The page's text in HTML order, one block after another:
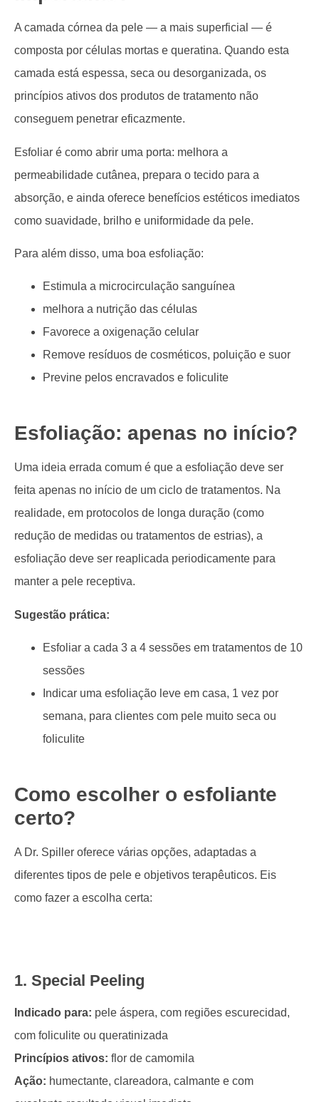
A camada córnea da pele — a mais superficial — é
composta por células mortas e queratina. Quando esta
camada está espessa, seca ou desorganizada, os
princípios ativos dos produtos de tratamento não
conseguem penetrar eficazmente.
Esfoliar é como abrir uma porta: melhora a
permeabilidade cutânea, prepara o tecido para a
absorção, e ainda oferece benefícios estéticos imediatos
como suavidade, brilho e uniformidade da pele.
Para além disso, uma boa esfoliação:
Estimula a microcirculação sanguínea
melhora a nutrição das células
Favorece a oxigenação celular
Remove resíduos de cosméticos, poluição e suor
Previne pelos encravados e foliculite
Esfoliação: apenas no início?
Uma ideia errada comum é que a esfoliação deve ser
feita apenas no início de um ciclo de tratamentos. Na
realidade, em protocolos de longa duração (como
redução de medidas ou tratamentos de estrias), a
esfoliação deve ser reaplicada periodicamente para
manter a pele receptiva.
Sugestão prática:
Esfoliar a cada 3 a 4 sessões em tratamentos de 10
sessões
Indicar uma esfoliação leve em casa, 1 vez por
semana, para clientes com pele muito seca ou
foliculite
Como escolher o esfoliante
certo?
A Dr. Spiller oferece várias opções, adaptadas a
diferentes tipos de pele e objetivos terapêuticos. Eis
como fazer a escolha certa:
1. Special Peeling
Indicado para: pele áspera, com regiões escurecidad,
com foliculite ou queratinizada
Princípios ativos: flor de camomila
Ação: humectante, clareadora, calmante e com